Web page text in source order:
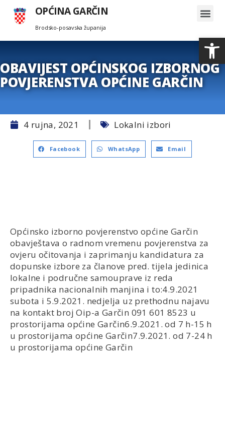
OPĆINA GARČIN
Brodsko-posavska županija
OBAVIJEST OPĆINSKOG IZBORNOG
POVJERENSTVA OPĆINE GARČIN
4 rujna, 2021 Lokalni izbori
Facebook WhatsApp Email
Općinsko izborno povjerenstvo općine Garčin
obavještava o radnom vremenu povjerenstva za
ovjeru očitovanja i zaprimanju kandidatura za
dopunske izbore za članove pred. tijela jedinica
lokalne i područne samouprave iz reda
pripadnika nacionalnih manjina i to:4.9.2021
subota i 5.9.2021. nedjelja uz prethodnu najavu
na kontakt broj Oip-a Garčin 091 601 8523 u
prostorijama općine Garčin6.9.2021. od 7 h-15 h
u prostorijama općine Garčin7.9.2021. od 7-24 h
u prostorijama općine Garčin